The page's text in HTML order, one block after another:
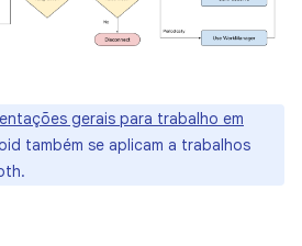
gerais para trabalho em
também se aplicam a trabalhos